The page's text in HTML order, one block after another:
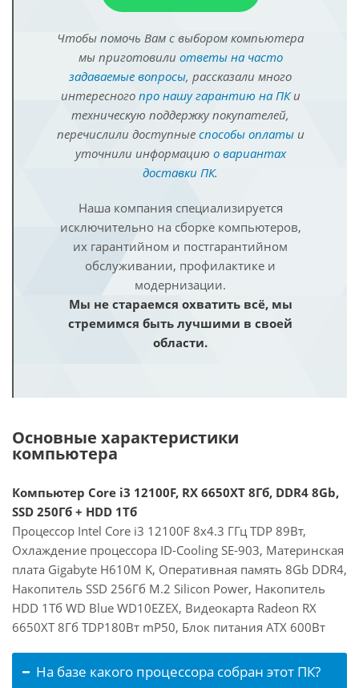
Чтобы помочь Вам с выбором компьютера
мы приготовили ответы на часто
задаваемые вопросы, рассказали много
интересного про нашу гарантию на ПКи
техническую поддержку покупателей,
перечислили доступные способы оплатыи
уточнили информацию о вариантах
доставки ПК.
Наша компания специализируется
исключительно на сборке компьютеров,
их гарантийном и постгарантийном
обслуживании, профилактике и
модернизации.
Мы не стараемся охватить всё, мы
стремимся быть лучшими в своей
области.
Основные характеристики
компьютера
Компьютер Core i3 12100F, RX 6650XT 8Гб, DDR4 8Gb,
SSD 250Гб + HDD 1Тб
Процессор Intel Core i3 12100F 8x4.3 ГГц TDP 89Вт,
Охлаждение процессора ID-Cooling SE-903, Материнская
плата Gigabyte H610M K, Оперативная память 8Gb DDR4,
Накопитель SSD 256Гб M.2 Silicon Power, Накопитель
HDD 1Тб WD Blue WD10EZEX, Видеокарта Radeon RX
6650XT 8Гб TDP180Вт mP50, Блок питания ATX 600Вт
На базе какого процессора собран этот ПК?